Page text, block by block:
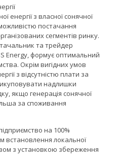
енергії з власної сонячної
постачання
сегментів ринку.
та трейдер
Energy, формує оптимальний
Окрім вигідних умов
з відсутністю плати за
надлишки
якщо генерація сонячної
за споживання
на 100%
встановлення локальної
з установкою збереження